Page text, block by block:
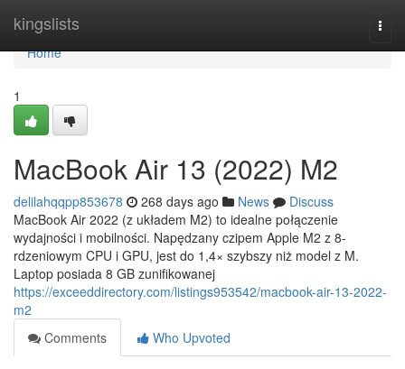
kingslists
Home
Home
1
MacBook Air 13 (2022) M2
delilahqqpp853678 268 days ago News
Discuss
MacBook Air 2022 (z układem M2) to idealne połączenie
wydajności i mobilności. Napędzany czipem Apple M2 z 8-
rdzeniowym CPU i GPU, jest do 1,4× szybszy niż model z M.
Laptop posiada 8 GB zunifikowanej
https://exceeddirectory.com/listings953542/macbook-air-13-2022-
m2
Comments
Who Upvoted